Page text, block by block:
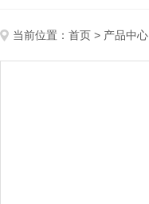
当前位置： 首页 > 产品中心